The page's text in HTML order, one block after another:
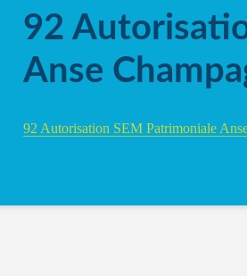
92
Anse
92 Autorisation SEM Patrimoniale